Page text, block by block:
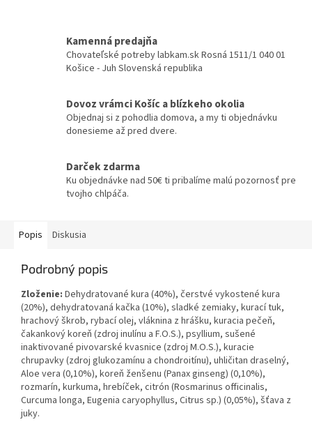
Kamenná predajňa
Chovateľské potreby labkam.sk Rosná 1511/1 040 01
Košice - Juh Slovenská republika
Dovoz vrámci Košíc a blízkeho okolia
Objednaj si z pohodlia domova, a my ti objednávku
donesieme až pred dvere.
Darček zdarma
Ku objednávke nad 50€ ti pribalíme malú pozornosť pre
tvojho chlpáča.
Popis Diskusia
Podrobný popis
Zloženie: Dehydratované kura (40%), čerstvé vykostené kura
(20%), dehydratovaná kačka (10%), sladké zemiaky, kurací tuk,
hrachový škrob, rybací olej, vláknina z hrášku, kuracia pečeň,
čakankový koreň (zdroj inulínu a F.O.S.), psyllium, sušené
inaktivované pivovarské kvasnice (zdroj M.O.S.), kuracie
chrupavky (zdroj glukozamínu a chondroitínu), uhličitan draselný,
Aloe vera (0,10%), koreň ženšenu (Panax ginseng) (0,10%),
rozmarín, kurkuma, hrebíček, citrón (Rosmarinus officinalis,
Curcuma longa, Eugenia caryophyllus, Citrus sp.) (0,05%), šťava z
juky.